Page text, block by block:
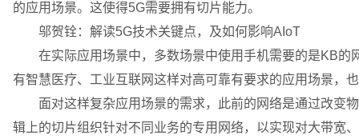
的应用场景。这使得5G需要拥有切片能力。
邬贺铨：解读5G技术关键点，及如何影响AIoT
在实际应用场景中，多数场景中使用手机需要的是KB的
有智慧医疗、工业互联网这样对高可靠有要求的应用场景，
面对这样复杂应用场景的需求，此前的网络是通过改变物
辑上的切片组织针对不同业务的专用网络，以实现对大带宽